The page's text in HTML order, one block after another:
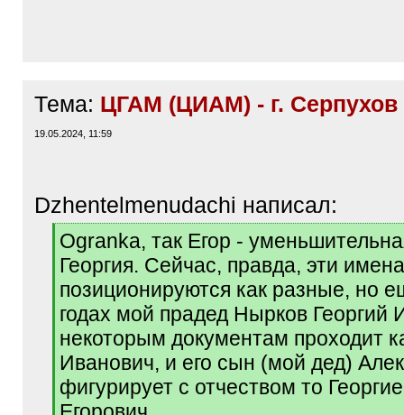
Тема: ЦГАМ (ЦИАМ) - г. Серпухов
19.05.2024, 11:59
Dzhentelmenudachi написал:
[
q
Ogranka, так Егор -
Георгия. Сейчас, правда, эти имена
позиционируются как разные, но
годах мой прадед Нырков Георгий
некоторым документам проходит
Иванович, и его сын (мой дед)
фигурирует с отчеством то